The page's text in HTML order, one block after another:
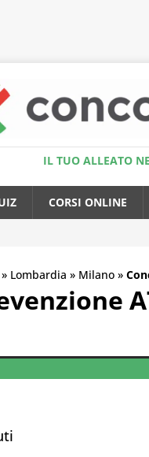
IL TUO ALLEATO
CORSI ONLINE
» Lombardia » Milano »